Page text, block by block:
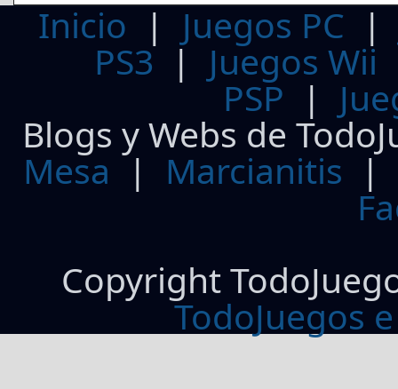
Inicio | Juegos PC
PS3| Juegos Wii
PSP |
Blogs y Webs de
Mesa | Marcianitis |
Copyright
TodoJuegos